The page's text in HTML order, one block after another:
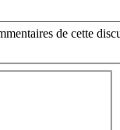
de cette